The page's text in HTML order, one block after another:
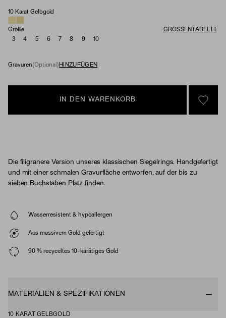
Material
10 Karat Gelbgold
Größe
GRÖSSENTABELLE
3
4 5 6 7 8 9 10
Gravuren (Optional) HINZUFÜGEN
IN DEN WARENKORB
SIGN
Die filigranere Version unseres klassischen Siegelrings. Handgefertigt
und mit einer schmalen Gravurfläche entworfen, auf der bis zu
sieben Buchstaben Platz finden.
Wasserresistent & hypoallergen
Aus massivem Gold gefertigt
90 % recyceltes 10-karätiges Gold
MATERIALIEN & SPEZIFIKATIONEN
10 KARAT GELBGOLD